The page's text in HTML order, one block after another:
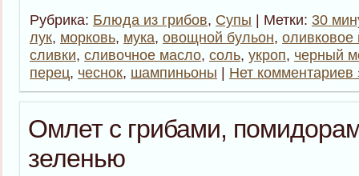
Рубрика: Блюда из грибов, Супы | Метки: 30
лук, морковь, мука, овощной бульон, оливковое
сливки, сливочное масло, соль, укроп, черный
перец, чеснок, шампиньоны | Нет комментариев
Омлет с грибами,
зеленью